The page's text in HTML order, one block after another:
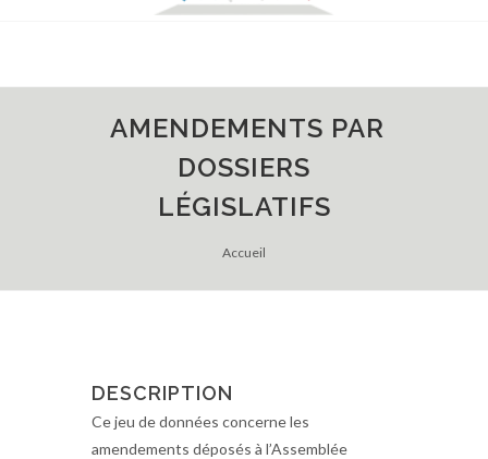
AMENDEMENTS PAR
DOSSIERS
LÉGISLATIFS
Accueil
DESCRIPTION
Ce jeu de données concerne les
amendements déposés à l’Assemblée